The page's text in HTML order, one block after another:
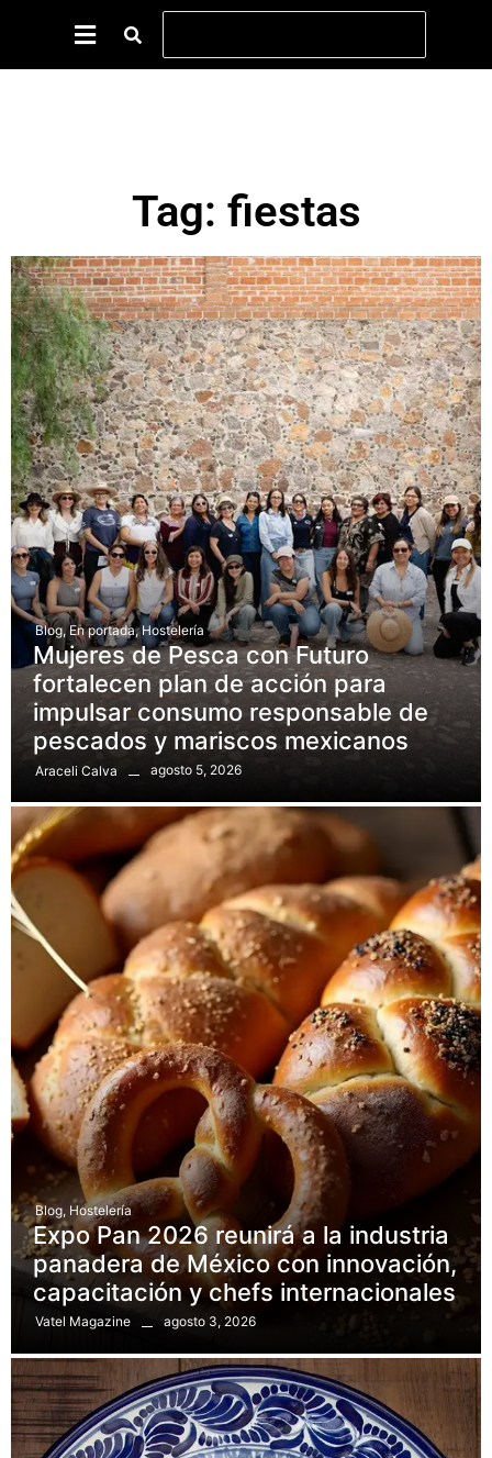
Tag: fiestas
Blog, En portada, Hostelería
Mujeres de Pesca con Futuro
fortalecen plan de acción para
impulsar consumo responsable de
pescados y mariscos mexicanos
Araceli Calva agosto 5, 2026
Blog, Hostelería
Expo Pan 2026 reunirá a la industria
panadera de México con innovación,
capacitación y chefs internacionales
Vatel Magazine agosto 3, 2026